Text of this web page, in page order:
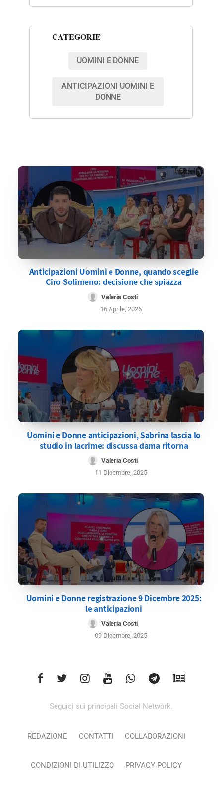
CATEGORIE
UOMINI E DONNE
ANTICIPAZIONI UOMINI E
DONNE
Anticipazioni Uomini e Donne, quando sceglie
Ciro Solimeno: decisione che spiazza
Valeria Costi
16 Aprile, 2026
Uomini e Donne anticipazioni, Sabrina lascia lo
studio in lacrime: discussa dama ritorna
Valeria Costi
11 Dicembre, 2025
Uomini e Donne registrazione 9 Dicembre 2025:
le anticipazioni
Valeria Costi
09 Dicembre, 2025
Seguici sui principali Social Network.
REDAZIONE CONTATTI COLLABORAZIONI
CONDIZIONI DI UTILIZZO PRIVACY POLICY